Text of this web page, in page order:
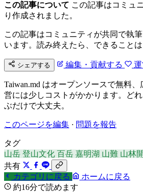
この記事について この記事はコミュ
り作成されました。
この記事はコミュニティが共同で執
います。読み終えたら、できることは
シェアする 編集・貢献する
Taiwan.md はオープンソースで無料
営には少しコストがかかります。ど
ぶだけで大丈夫。
このページを編集 · 問題を報告
タグ
山岳 登山文化 百岳 嘉明湖 山難 山林
共有
カテゴリに戻る
ホームに戻る
約16分で読めます